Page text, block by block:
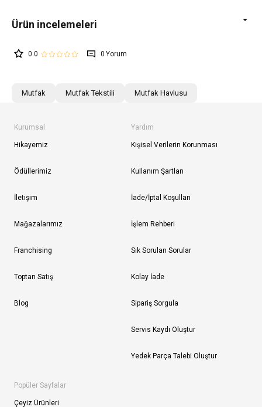
0.0 0
Mutfak Mutfak Tekstili Mutfak Havlusu
Kurumsal
Hikayemiz
Ödüllerimiz
İletişim
Mağazalarımız
Franchising
Toptan Satış
Blog
Yardım
Kişisel Verilerin Korunması
Kullanım Şartları
İade/İptal Koşulları
İşlem Rehberi
Sık Sorulan Sorular
Kolay İade
Sipariş Sorgula
Servis Kaydı Oluştur
Yedek Parça Talebi Oluştur
Popüler Sayfalar
Çeyiz Ürünleri